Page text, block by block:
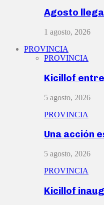
Agosto
1 agosto, 2026
PROVINCIA
PROVINCIA
Kicillof
5 agosto, 2026
PROVINCIA
Una acción
5 agosto, 2026
PROVINCIA
Kicillof